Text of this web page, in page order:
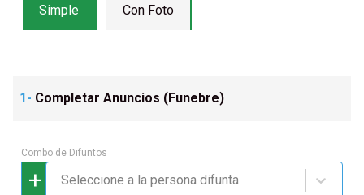
Simple Con Foto
1- Completar Anuncios (Funebre)
Combo de Difuntos
+ Seleccione a la persona difunta